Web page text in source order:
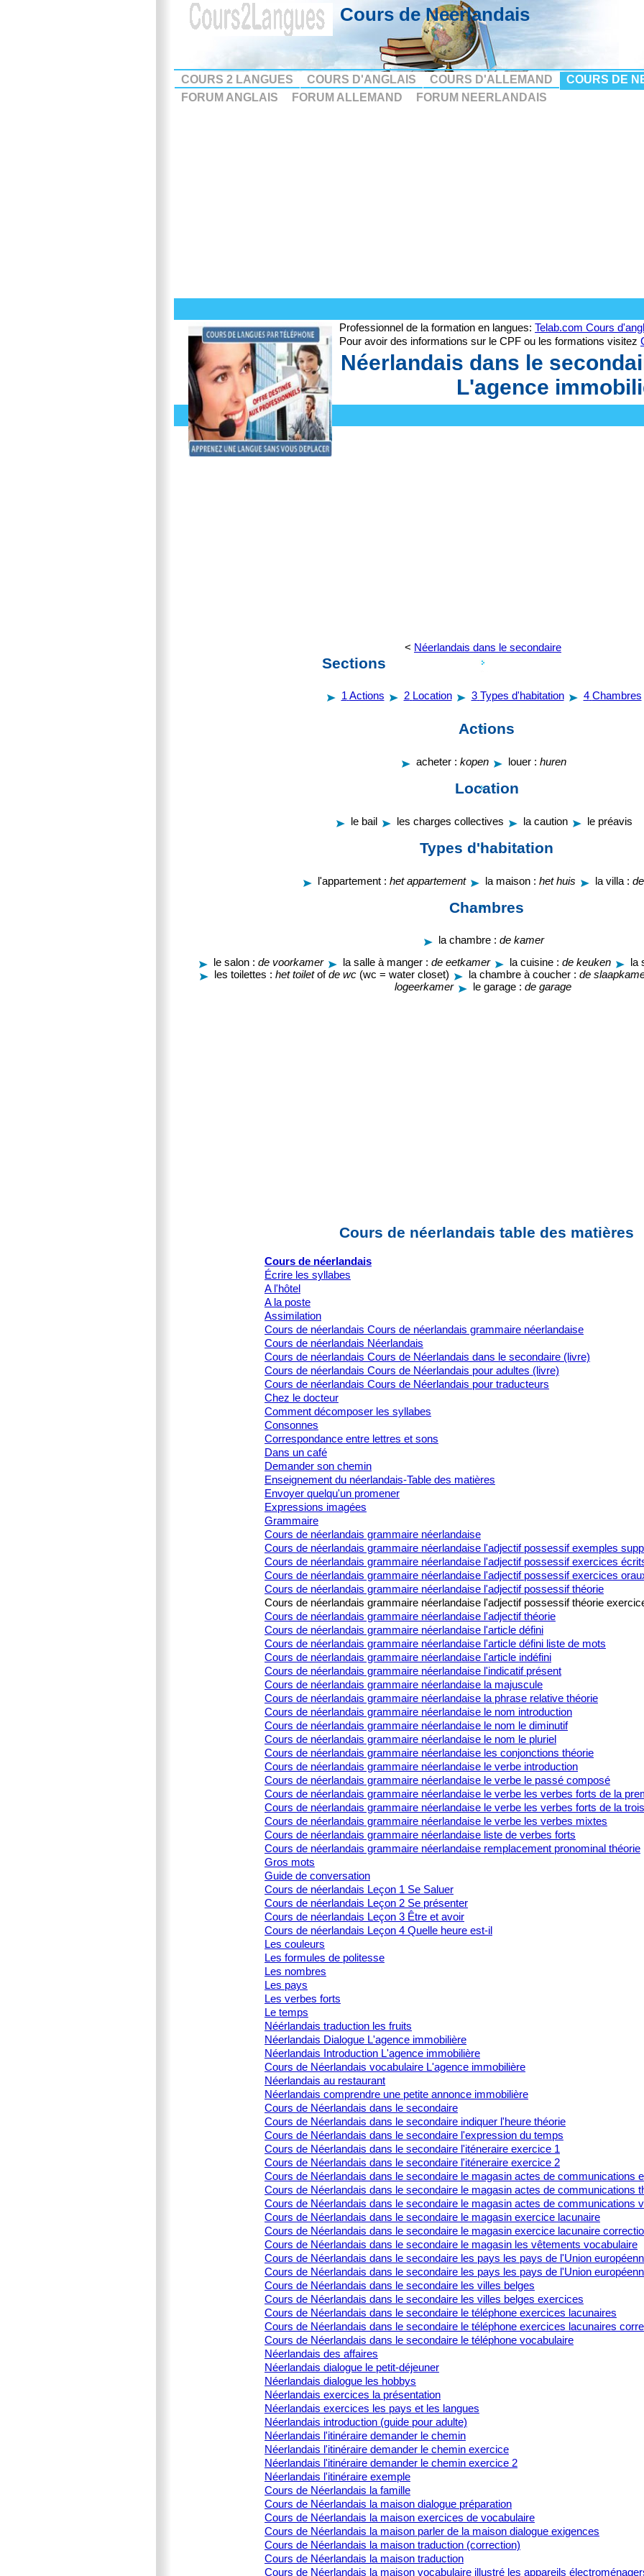
Cours de Neerlandais
COURS 2 LANGUES COURS D'ANGLAIS COURS D'ALLEMAND
COURS DE
FORUM ANGLAIS
FORUM ALLEMAND FORUM NEERLANDAIS
Professionnel de la formation en langues: Telab.com Cours
Pour avoir des informations sur le CPF ou les formations visitez
Néerlandais dans le
L'agence
< Néerlandais dans le secondaire
Sections
1 Actions 2 Location 3 Types d'habitation 4 Chambres
Actions
acheter : kopen louer : huren
Location
le bail les charges collectives la caution le préavis
Types d'habitation
l'appartement : het appartement la maison : het huis la villa :
Chambres
la chambre : de kamer
le salon : de voorkamer la salle à manger : de eetkamer la cuisine : de keuken la
les toilettes : het toiletofde wc(wc = water closet) la chambre à coucher : de
logeerkamer
le garage : de garage
Cours de néerlandais table des matières
Cours de néerlandais
Écrire les syllabes
A l'hôtel
A la poste
Assimilation
Cours de néerlandais Cours de néerlandais grammaire néerlandaise
Cours de néerlandais Néerlandais
Cours de néerlandais Cours de Néerlandais dans le secondaire (livre)
Cours de néerlandais Cours de Néerlandais pour adultes (livre)
Cours de néerlandais Cours de Néerlandais pour traducteurs
Chez le docteur
Comment décomposer les syllabes
Consonnes
Correspondance entre lettres et sons
Dans un café
Demander son chemin
Enseignement du néerlandais-Table des matières
Envoyer quelqu'un promener
Expressions imagées
Grammaire
Cours de néerlandais grammaire néerlandaise
Cours de néerlandais grammaire néerlandaise l'adjectif possessif exemples
Cours de néerlandais grammaire néerlandaise l'adjectif possessif exercices
Cours de néerlandais grammaire néerlandaise l'adjectif possessif exercices
Cours de néerlandais grammaire néerlandaise l'adjectif possessif théorie
Cours de néerlandais grammaire néerlandaise l'adjectif possessif théorie
Cours de néerlandais grammaire néerlandaise l'adjectif théorie
Cours de néerlandais grammaire néerlandaise l'article défini
Cours de néerlandais grammaire néerlandaise l'article défini liste de mots
Cours de néerlandais grammaire néerlandaise l'article indéfini
Cours de néerlandais grammaire néerlandaise l'indicatif présent
Cours de néerlandais grammaire néerlandaise la majuscule
Cours de néerlandais grammaire néerlandaise la phrase relative théorie
Cours de néerlandais grammaire néerlandaise le nom introduction
Cours de néerlandais grammaire néerlandaise le nom le diminutif
Cours de néerlandais grammaire néerlandaise le nom le pluriel
Cours de néerlandais grammaire néerlandaise les conjonctions théorie
Cours de néerlandais grammaire néerlandaise le verbe introduction
Cours de néerlandais grammaire néerlandaise le verbe le passé composé
Cours de néerlandais grammaire néerlandaise le verbe les verbes forts de la
Cours de néerlandais grammaire néerlandaise le verbe les verbes forts de la
Cours de néerlandais grammaire néerlandaise le verbe les verbes mixtes
Cours de néerlandais grammaire néerlandaise liste de verbes forts
Cours de néerlandais grammaire néerlandaise remplacement pronominal théorie
Gros mots
Guide de conversation
Cours de néerlandais Leçon 1 Se Saluer
Cours de néerlandais Leçon 2 Se présenter
Cours de néerlandais Leçon 3 Être et avoir
Cours de néerlandais Leçon 4 Quelle heure est-il
Les couleurs
Les formules de politesse
Les nombres
Les pays
Les verbes forts
Le temps
Néérlandais traduction les fruits
Néerlandais Dialogue L'agence immobilière
Néerlandais Introduction L'agence immobilière
Cours de Néerlandais vocabulaire L'agence immobilière
Néerlandais au restaurant
Néerlandais comprendre une petite annonce immobilière
Cours de Néerlandais dans le secondaire
Cours de Néerlandais dans le secondaire indiquer l'heure théorie
Cours de Néerlandais dans le secondaire l'expression du temps
Cours de Néerlandais dans le secondaire l'iténeraire exercice 1
Cours de Néerlandais dans le secondaire l'iténeraire exercice 2
Cours de Néerlandais dans le secondaire le magasin actes de communications
Cours de Néerlandais dans le secondaire le magasin actes de communications
Cours de Néerlandais dans le secondaire le magasin actes de communications
Cours de Néerlandais dans le secondaire le magasin exercice lacunaire
Cours de Néerlandais dans le secondaire le magasin exercice lacunaire
Cours de Néerlandais dans le secondaire le magasin les vêtements vocabulaire
Cours de Néerlandais dans le secondaire les pays les pays de l'Union
Cours de Néerlandais dans le secondaire les pays les pays de l'Union
Cours de Néerlandais dans le secondaire les villes belges
Cours de Néerlandais dans le secondaire les villes belges exercices
Cours de Néerlandais dans le secondaire le téléphone exercices lacunaires
Cours de Néerlandais dans le secondaire le téléphone exercices lacunaires
Cours de Néerlandais dans le secondaire le téléphone vocabulaire
Néerlandais des affaires
Néerlandais dialogue le petit-déjeuner
Néerlandais dialogue les hobbys
Néerlandais exercices la présentation
Néerlandais exercices les pays et les langues
Néerlandais introduction (guide pour adulte)
Néerlandais l'itinéraire demander le chemin
Néerlandais l'itinéraire demander le chemin exercice
Néerlandais l'itinéraire demander le chemin exercice 2
Néerlandais l'itinéraire exemple
Cours de Néerlandais la famille
Cours de Néerlandais la maison dialogue préparation
Cours de Néerlandais la maison exercices de vocabulaire
Cours de Néerlandais la maison parler de la maison dialogue exigences
Cours de Néerlandais la maison traduction (correction)
Cours de Néerlandais la maison traduction
Cours de Néerlandais la maison vocabulaire illustré les appareils